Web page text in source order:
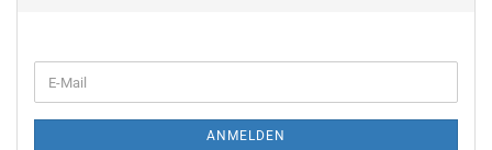
ZUR
E-
Mail
ANMELDEN